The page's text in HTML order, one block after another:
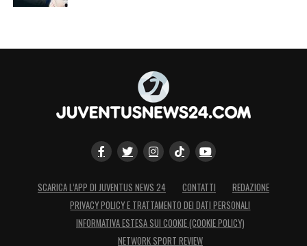
SCARICA L’APP DI JUVENTUS NEWS 24 CONTATTI
REDAZIONE
PRIVACY POLICY E TRATTAMENTO DEI DATI PERSONALI
INFORMATIVA ESTESA SUI COOKIE (COOKIE POLICY)
NETWORK SPORT REVIEW